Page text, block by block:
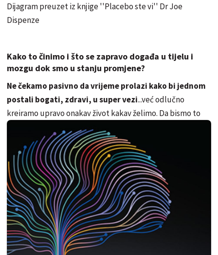
Dijagram preuzet iz knjige ''Placebo ste vi'' Dr Joe
Dispenze
Kako to činimo i što se zapravo događa u tijelu i
mozgu dok smo u stanju promjene?
Ne čekamo pasivno da vrijeme prolazi kako bi jednom
postali bogati, zdravi, u super vezi...već odlučno
kreiramo upravoonakav život kakav želimo. Da bismo to